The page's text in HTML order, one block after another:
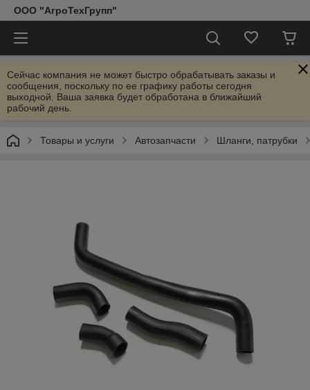
ООО "АгроТехГрупп"
Сейчас компания не может быстро обрабатывать заказы и
сообщения, поскольку по ее графику работы сегодня
выходной. Ваша заявка будет обработана в ближайший
рабочий день.
Товары и услуги Автозапчасти Шланги, патрубки